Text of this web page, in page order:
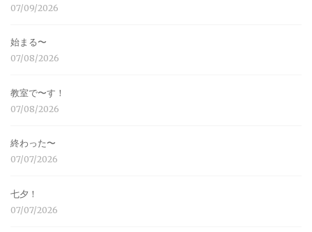
07/09/2026
始まる〜
07/08/2026
教室で〜す！
07/08/2026
終わった〜
07/07/2026
七夕！
07/07/2026